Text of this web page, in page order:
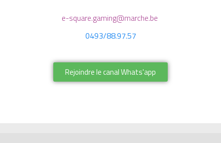
e-square.gaming@marche.be
0493/88.97.57
Rejoindre le canal Whats'app